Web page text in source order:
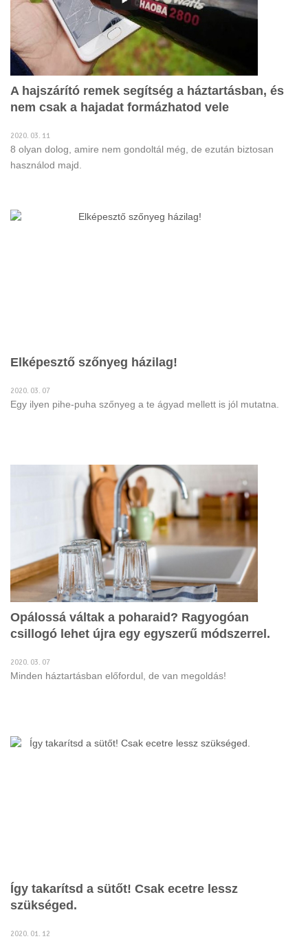
A hajszárító remek segítség a háztartásban, és
nem csak a hajadat formázhatod vele
2020. 03. 11
8 olyan dolog, amire nem gondoltál még, de ezután biztosan
használod majd.
Elképesztő szőnyeg házilag!
2020. 03. 07
Egy ilyen pihe-puha szőnyeg a te ágyad mellett is jól mutatna.
Opálossá váltak a poharaid? Ragyogóan
csillogó lehet újra egy egyszerű módszerrel.
2020. 03. 07
Minden háztartásban előfordul, de van megoldás!
Így takarítsd a sütőt! Csak ecetre lessz
szükséged.
2020. 01. 12